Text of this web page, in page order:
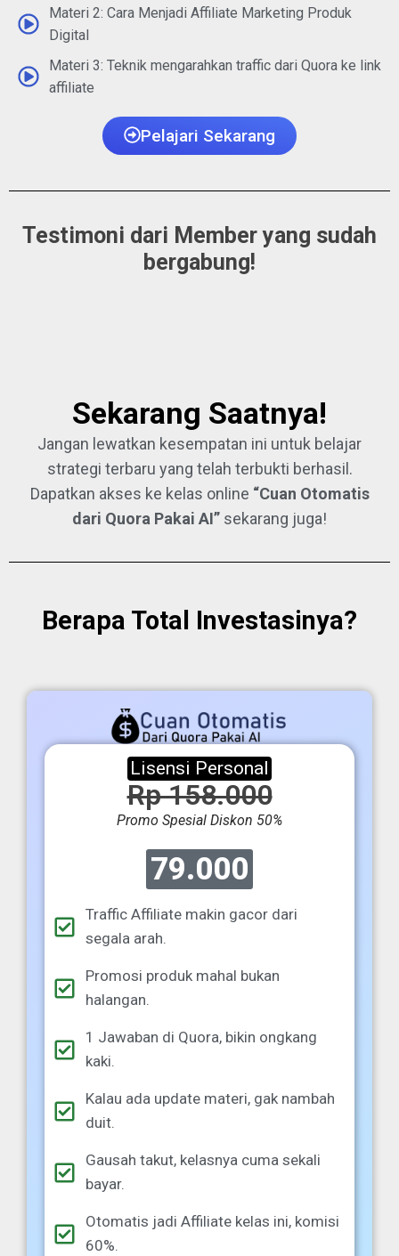
Materi 2: Cara Menjadi Affiliate Marketing Produk
Digital
Materi 3: Teknik mengarahkan traffic dari Quora ke link
affiliate
Pelajari Sekarang
Testimoni dari Member yang sudah
bergabung!
Sekarang Saatnya!
Jangan lewatkan kesempatan ini untuk belajar
strategi terbaru yang telah terbukti berhasil.
Dapatkan akses ke kelas online “Cuan Otomatis
dari Quora Pakai AI” sekarang juga!
Berapa Total Investasinya?
Lisensi Personal
Rp 158.000
Promo Spesial Diskon 50%
79.000
Traffic Affiliate makin gacor dari
segala arah.
Promosi produk mahal bukan
halangan.
1 Jawaban di Quora, bikin ongkang
kaki.
Kalau ada update materi, gak nambah
duit.
Gausah takut, kelasnya cuma sekali
bayar.
Otomatis jadi Affiliate kelas ini, komisi
60%.